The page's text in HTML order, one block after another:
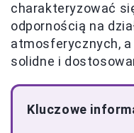
charakteryzować
odpornością na
atmosferycznych,
solidne i
Kluczowe